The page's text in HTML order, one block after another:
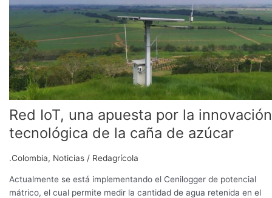
Red IoT, una apuesta por la innovación
tecnológica de la caña de azúcar
.Colombia, Noticias / Redagrícola
Actualmente se está implementando el Cenilogger de potencial
mátrico, el cual permite medir la cantidad de agua retenida en el
por
innovación
tecnológica
de
la
caña
de
azúcar